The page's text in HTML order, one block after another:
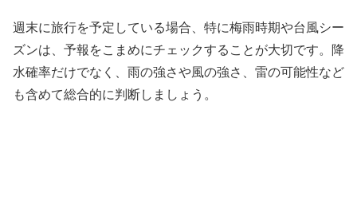
週末に旅行を予定している場合、特に梅雨時期や台風シー
ズンは、予報をこまめにチェックすることが大切です。降
水確率だけでなく、雨の強さや風の強さ、雷の可能性など
も含めて総合的に判断しましょう。